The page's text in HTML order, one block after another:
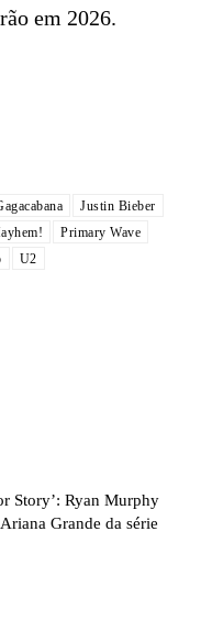
em 2026.
Justin Bieber
Primary Wave
U2
Story’: Ryan Murphy
Grande da série